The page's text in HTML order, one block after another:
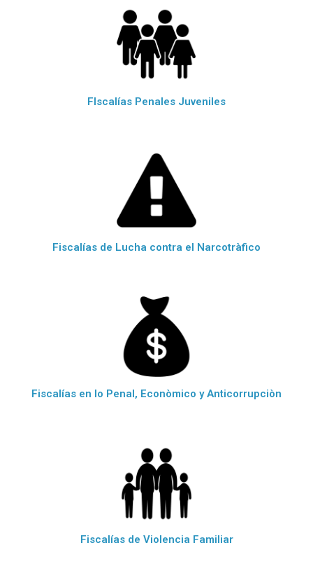
FIscalías Penales Juveniles
Fiscalías de Lucha contra el Narcotràfico
Fiscalías en lo Penal, Econòmico y Anticorrupciòn
Fiscalías de Violencia Familiar